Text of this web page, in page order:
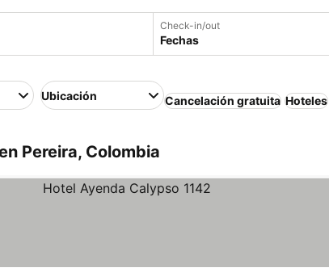
Check-in/out
Fechas
Ubicación Cancelación gratuita Hoteles
Pereira, Colombia